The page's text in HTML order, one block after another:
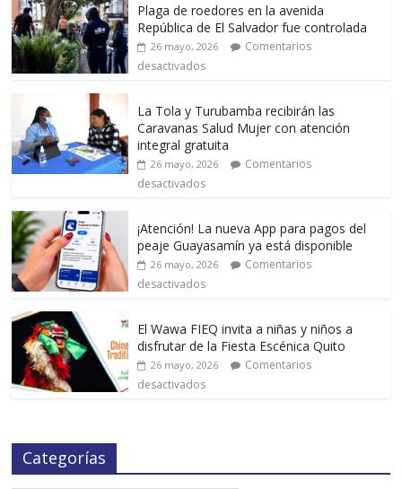
Plaga de roedores en la avenida
República de El Salvador fue controlada
26 mayo, 2026
Comentarios
desactivados
La Tola y Turubamba recibirán las
Caravanas Salud Mujer con atención
integral gratuita
26 mayo, 2026
Comentarios
desactivados
¡Atención! La nueva App para pagos del
peaje Guayasamín ya está disponible
26 mayo, 2026
Comentarios
desactivados
El Wawa FIEQ invita a niñas y niños a
disfrutar de la Fiesta Escénica Quito
26 mayo, 2026
Comentarios
desactivados
Categorías